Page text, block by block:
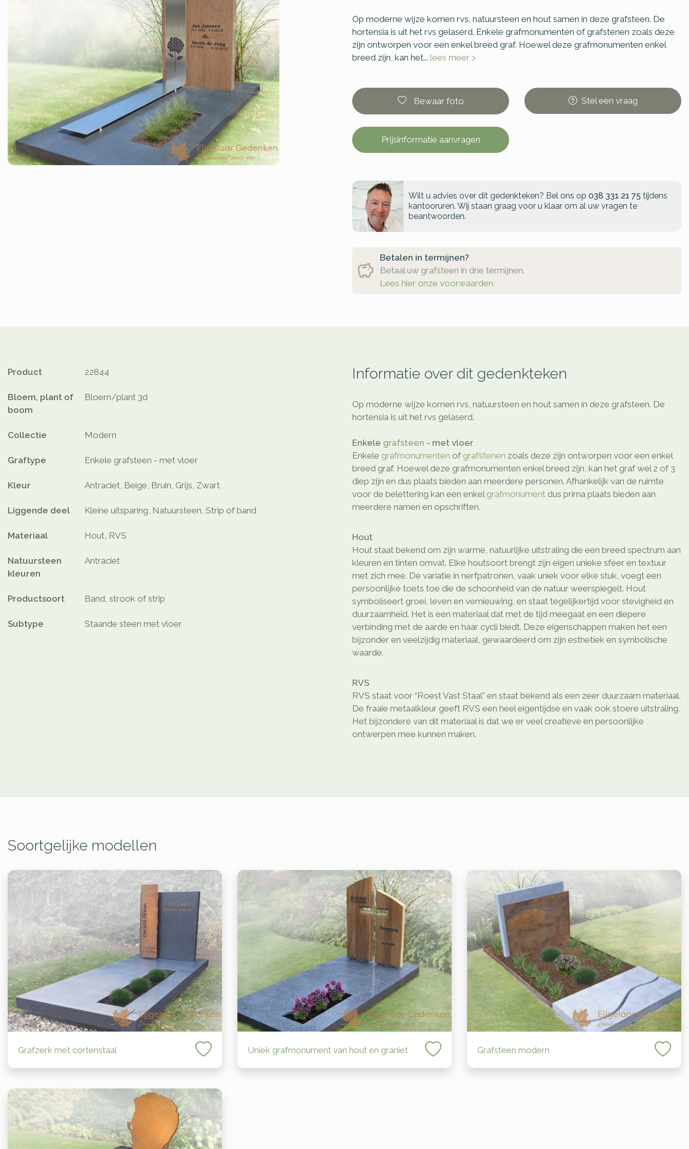
Op moderne wijze komen rvs, natuursteen en hout samen in deze grafsteen. De
hortensia is uit het rvs gelaserd. Enkele grafmonumenten of grafstenen zoals deze
zijn ontworpen voor een enkel breed graf. Hoewel deze grafmonumenten enkel
breed zijn, kan het... lees meer >
Bewaar foto Steleen vraag
Prijsinformatie aanvragen
Wilt u advies over dit gedenkteken? Bel ons op 038 331 21 75 tijdens
kantooruren. Wij staan graag voor u klaar om al uw vragen te
beantwoorden.
Betalen in termijnen?
Betaal uw grafsteen in drie termijnen.
Lees hier onze voorwaarden.
Product 22844
Bloem, plant of
boom
Bloem/plant 3d
Collectie Modern
Graftype Enkele grafsteen - met vloer
Kleur Antraciet, Beige, Bruin, Grijs, Zwart
Liggende deel Kleine uitsparing, Natuursteen, Strip of band
Materiaal Hout, RVS
Natuursteen
kleuren
Antraciet
Productsoort Band, strook of strip
Subtype Staande steen met vloer
Informatie over dit gedenkteken
Op moderne wijze komen rvs, natuursteen en hout samen in deze grafsteen. De
hortensia is uit het rvs gelaserd.
Enkele grafsteen - met vloer
Enkele grafmonumenten of grafstenen zoals deze zijn ontworpen voor een enkel
breed graf. Hoewel deze grafmonumenten enkel breed zijn, kan het graf wel 2 of 3
diep zijn en dus plaats bieden aan meerdere personen. Afhankelijk van de ruimte
voor de belettering kan een enkel grafmonument dus prima plaats bieden aan
meerdere namen en opschriften.
Hout
Hout staat bekend om zijn warme, natuurlijke uitstraling die een breed spectrum aan
kleuren en tinten omvat. Elke houtsoort brengt zijn eigen unieke sfeer en textuur
met zich mee. De variatie in nerfpatronen, vaak uniek voor elke stuk, voegt een
persoonlijke toets toe die de schoonheid van de natuur weerspiegelt. Hout
symboliseert groei, leven en vernieuwing, en staat tegelijkertijd voor stevigheid en
duurzaamheid. Het is een materiaal dat met de tijd meegaat en een diepere
verbinding met de aarde en haar cycli biedt. Deze eigenschappen maken het een
bijzonder en veelzijdig materiaal, gewaardeerd om zijn esthetiek en symbolische
waarde.
RVS
RVS staat voor “Roest Vast Staal” en staat bekend als een zeer duurzaam materiaal.
De fraaie metaalkleur geeft RVS een heel eigentijdse en vaak ook stoere uitstraling.
Het bijzondere van dit materiaal is dat we er veel creatieve en persoonlijke
ontwerpen mee kunnen maken.
Soortgelijke modellen
Grafzerk met cortenstaal Uniek grafmonument van hout en graniet Grafsteen modern